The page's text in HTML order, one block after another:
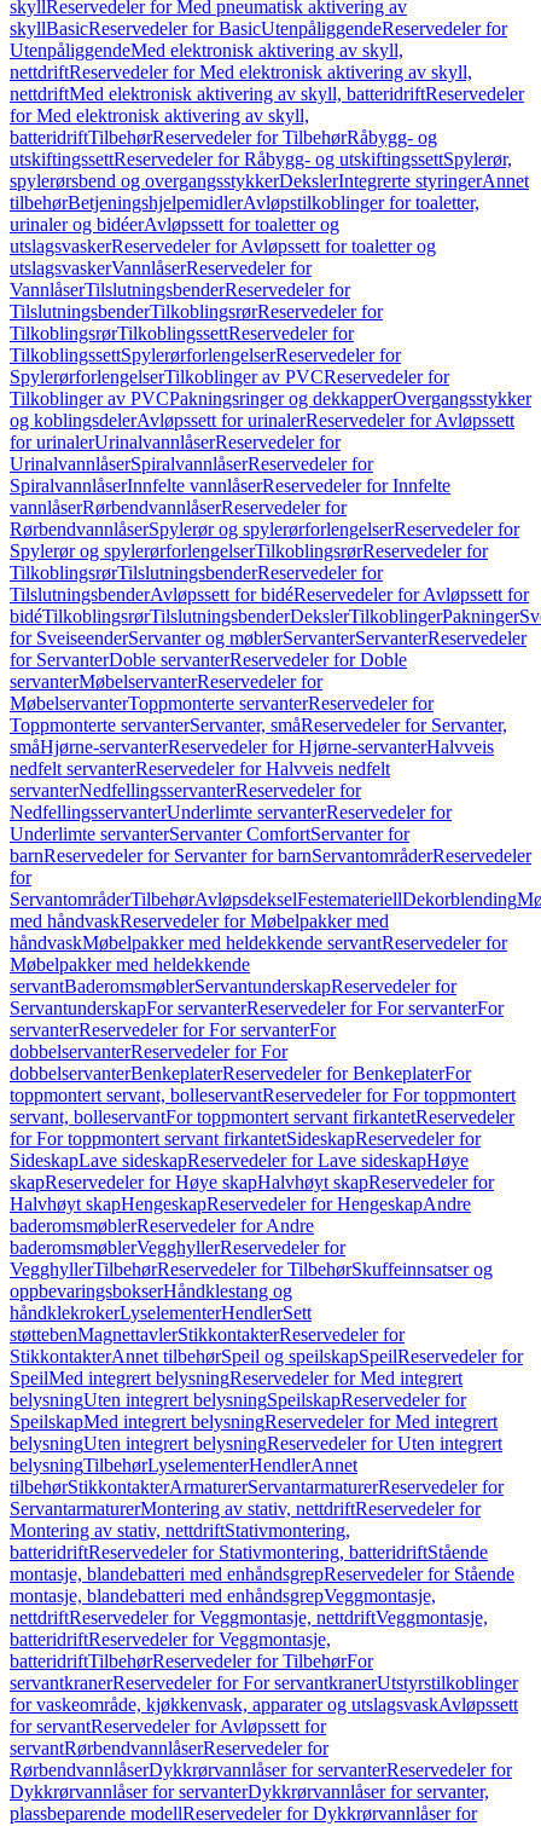
skyllReservedeler for Med pneumatisk aktivering av
skyllBasicReservedeler for BasicUtenpåliggendeReservedeler for
UtenpåliggendeMed elektronisk aktivering av skyll,
nettdriftReservedeler for Med elektronisk aktivering av skyll,
nettdriftMed elektronisk aktivering av skyll, batteridriftReservedeler
for Med elektronisk aktivering av skyll,
batteridriftTilbehørReservedeler for TilbehørRåbygg- og
utskiftingssettReservedeler for Råbygg- og utskiftingssettSpylerør,
spylerørsbend og overgangsstykkerDekslerIntegrerte styringerAnnet
tilbehørBetjeningshjelpemidlerAvløpstilkoblinger for toaletter,
urinaler og bidéerAvløpssett for toaletter og
utslagsvaskerReservedeler for Avløpssett for toaletter og
utslagsvaskerVannlåserReservedeler for
VannlåserTilslutningsbenderReservedeler for
TilslutningsbenderTilkoblingsrørReservedeler for
TilkoblingsrørTilkoblingssettReservedeler for
TilkoblingssettSpylerørforlengelserReservedeler for
SpylerørforlengelserTilkoblinger av PVCReservedeler for
Tilkoblinger av PVCPakningsringer og dekkapperOvergangsstykker
og koblingsdelerAvløpssett for urinalerReservedeler for Avløpssett
for urinalerUrinalvannlåserReservedeler for
UrinalvannlåserSpiralvannlåserReservedeler for
SpiralvannlåserInnfelte vannlåserReservedeler for Innfelte
vannlåserRørbendvannlåserReservedeler for
RørbendvannlåserSpylerør og spylerørforlengelserReservedeler for
Spylerør og spylerørforlengelserTilkoblingsrørReservedeler for
TilkoblingsrørTilslutningsbenderReservedeler for
TilslutningsbenderAvløpssett for bidéReservedeler for Avløpssett for
bidéTilkoblingsrørTilslutningsbenderDekslerTilkoblingerPakninger
for SveiseenderServanter og møblerServanterServanterReservedeler
for ServanterDoble servanterReservedeler for Doble
servanterMøbelservanterReservedeler for
MøbelservanterToppmonterte servanterReservedeler for
Toppmonterte servanterServanter, småReservedeler for Servanter,
småHjørne-servanterReservedeler for Hjørne-servanterHalvveis
nedfelt servanterReservedeler for Halvveis nedfelt
servanterNedfellingsservanterReservedeler for
NedfellingsservanterUnderlimte servanterReservedeler for
Underlimte servanterServanter ComfortServanter for
barnReservedeler for Servanter for barnServantområderReservedeler
for
ServantområderTilbehørAvløpsdekselFestemateriellDekorblending
med håndvaskReservedeler for Møbelpakker med
håndvaskMøbelpakker med heldekkende servantReservedeler for
Møbelpakker med heldekkende
servantBaderomsmøblerServantunderskapReservedeler for
ServantunderskapFor servanterReservedeler for For servanterFor
servanterReservedeler for For servanterFor
dobbelservanterReservedeler for For
dobbelservanterBenkeplaterReservedeler for BenkeplaterFor
toppmontert servant, bolleservantReservedeler for For toppmontert
servant, bolleservantFor toppmontert servant firkantetReservedeler
for For toppmontert servant firkantetSideskapReservedeler for
SideskapLave sideskapReservedeler for Lave sideskapHøye
skapReservedeler for Høye skapHalvhøyt skapReservedeler for
Halvhøyt skapHengeskapReservedeler for HengeskapAndre
baderomsmøblerReservedeler for Andre
baderomsmøblerVegghyllerReservedeler for
VegghyllerTilbehørReservedeler for TilbehørSkuffeinnsatser og
oppbevaringsbokserHåndklestang og
håndklekrokerLyselementerHendlerSett
støttebenMagnettavlerStikkontakterReservedeler for
StikkontakterAnnet tilbehørSpeil og speilskapSpeilReservedeler for
SpeilMed integrert belysningReservedeler for Med integrert
belysningUten integrert belysningSpeilskapReservedeler for
SpeilskapMed integrert belysningReservedeler for Med integrert
belysningUten integrert belysningReservedeler for Uten integrert
belysningTilbehørLyselementerHendlerAnnet
tilbehørStikkontakterArmaturerServantarmaturerReservedeler for
ServantarmaturerMontering av stativ, nettdriftReservedeler for
Montering av stativ, nettdriftStativmontering,
batteridriftReservedeler for Stativmontering, batteridriftStående
montasje, blandebatteri med enhåndsgrepReservedeler for Stående
montasje, blandebatteri med enhåndsgrepVeggmontasje,
nettdriftReservedeler for Veggmontasje, nettdriftVeggmontasje,
batteridriftReservedeler for Veggmontasje,
batteridriftTilbehørReservedeler for TilbehørFor
servantkranerReservedeler for For servantkranerUtstyrstilkoblinger
for vaskeområde, kjøkkenvask, apparater og utslagsvaskAvløpssett
for servantReservedeler for Avløpssett for
servantRørbendvannlåserReservedeler for
RørbendvannlåserDykkrørvannlåser for servanterReservedeler for
Dykkrørvannlåser for servanterDykkrørvannlåser for servanter,
plassbeparende modellReservedeler for Dykkrørvannlåser for